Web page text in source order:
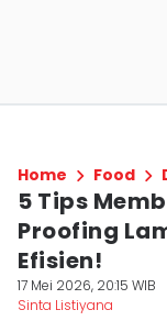
Home Food
5 Tips
Proofing
Efisien!
17 Mei 2026, 20:15 WIB
Sinta Listiyana